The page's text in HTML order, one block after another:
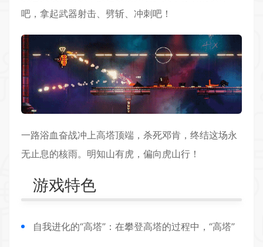
吧，拿起武器射击、劈斩、冲刺吧！
一路浴血奋战冲上高塔顶端，杀死邓肯，终结这场永
无止息的核雨。明知山有虎，偏向虎山行！
游戏特色
自我进化的“高塔”：在攀登高塔的过程中，“高塔”